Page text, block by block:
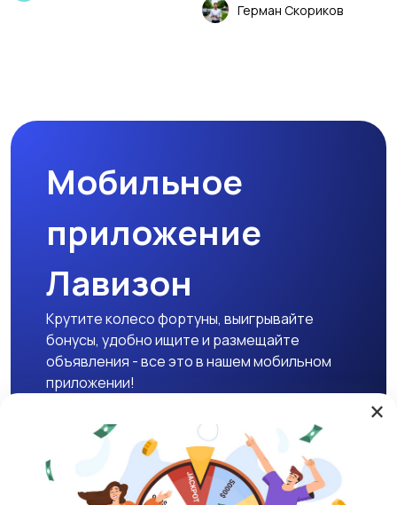
Герман Скориков
Мобильное
приложение
Лавизон
Крутите колесо фортуны, выигрывайте
бонусы, удобно ищите и размещайте
объявления - все это в нашем мобильном
приложении!
Скачать APK
×